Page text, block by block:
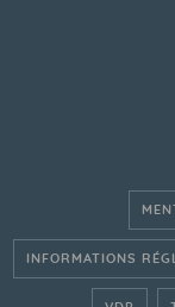
INFORMATIONS